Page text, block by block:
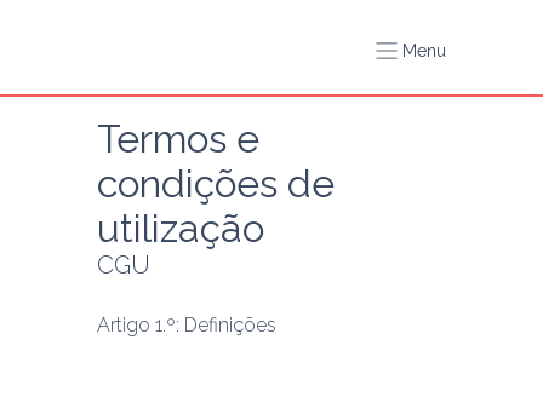
Menu
Termos e
condições de
utilização
CGU
Artigo 1.º: Definições